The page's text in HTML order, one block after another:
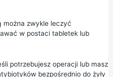
można zwykle leczyć
w postaci tabletek lub
potrzebujesz operacji lub masz
bezpośrednio do żyły